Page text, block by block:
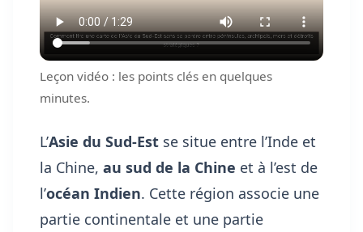
Leçon vidéo : les points clés en quelques
minutes.
L’Asie du Sud-Est se situe entre l’Inde et
la Chine, au sud de la Chine et à l’est de
l’océan Indien. Cette région associe une
partie continentale et une partie